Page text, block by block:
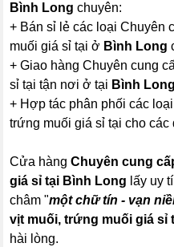
Bình Longchuyên:
+ Bán sỉ lẻ các loại Chuyên
muối giá sỉ tại ở Bình Long
+ Giao hàng Chuyên cung
sỉ tại tận nơi ở tại Bình Long
+ Hợp tác phân phối các
trứng muối giá sỉ tại cho các
Cửa hàngChuyên cung
giá sỉ tại Bình Long lấy uy
châm "một chữ tín - vạn
vịt muối, trứng muối giá sỉ
hài lòng.